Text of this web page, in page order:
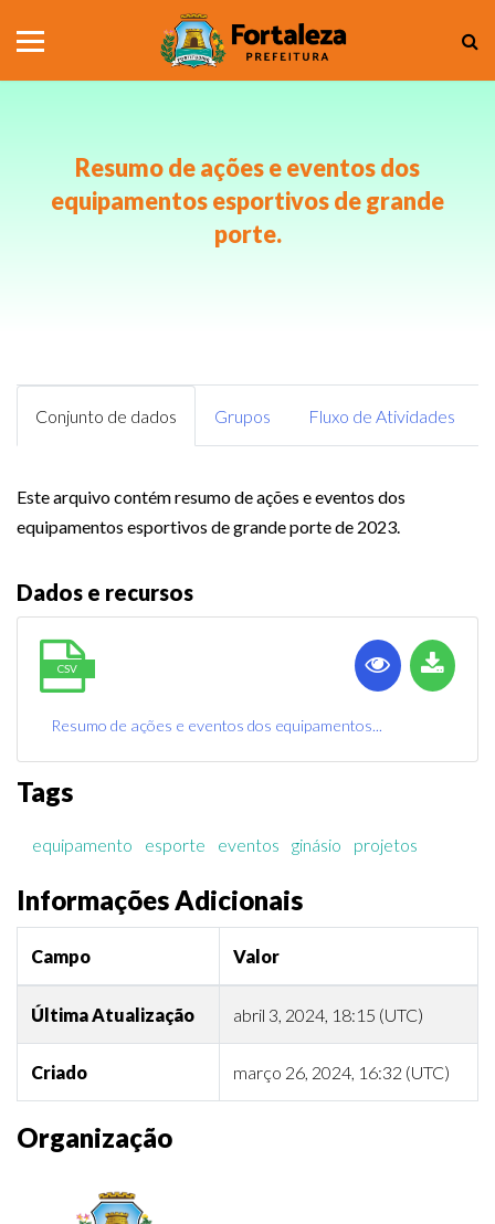
Resumo de ações e eventos dos
equipamentos esportivos de grande
porte.
Organização
Conjunto de dados Grupos Fluxo de Atividades
Este arquivo contém resumo de ações e eventos dos
equipamentos esportivos de grande porte de 2023.
Dados e recursos
CSV
Resumo de ações e eventos dos equipamentos...
Tags
equipamento esporte eventos ginásio projetos
Informações Adicionais
Campo Valor
Última Atualização abril 3, 2024, 18:15 (UTC)
Criado março 26, 2024, 16:32 (UTC)